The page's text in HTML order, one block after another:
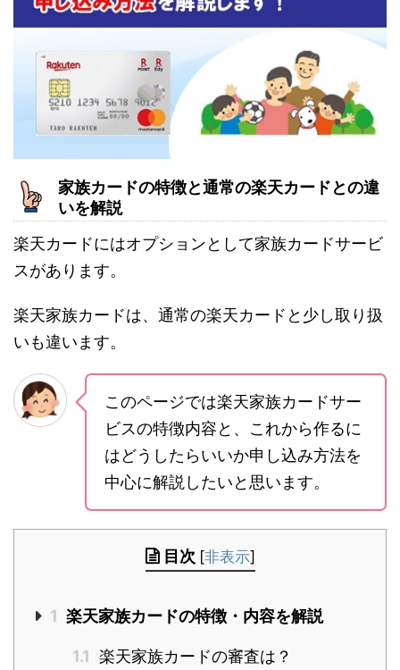
家族カードの特徴と通常の楽天カードとの違
いを解説
楽天カードにはオプションとして家族カードサービ
スがあります。
楽天家族カードは、通常の楽天カードと少し取り扱
いも違います。
このページでは楽天家族カードサー
ビスの特徴内容と、これから作るに
はどうしたらいいか申し込み方法を
中心に解説したいと思います。
目次 [非表示]
1 楽天家族カードの特徴・内容を解説
1.1 楽天家族カードの審査は？